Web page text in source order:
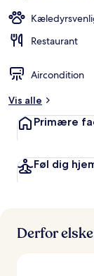
Restaurant
Aircondition
Vis alle
Primære
Føl dig
Derfor